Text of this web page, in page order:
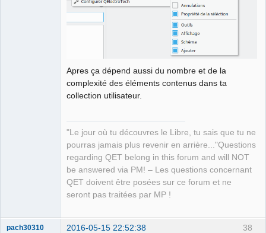
Apres ça dépend aussi du nombre et de la
complexité des éléments contenus dans ta
collection utilisateur.
"Le jour où tu découvres le Libre, tu sais que tu ne
pourras jamais plus revenir en arrière..."Questions
regarding QET belong in this forum and will NOT
be answered via PM! – Les questions concernant
QET doivent être posées sur ce forum et ne
seront pas traitées par MP !
38
pach30310 2016-05-15 22:52:38